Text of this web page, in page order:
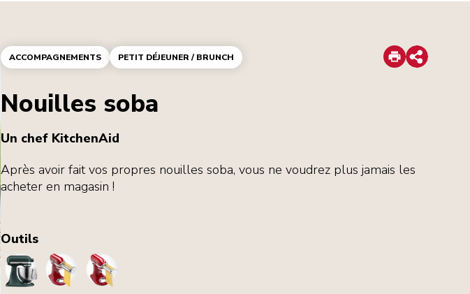
ACCOMPAGNEMENTS PETIT DÉJEUNER / BRUNCH Print
Share
Nouilles soba
Un chef KitchenAid
Après avoir fait vos propres nouilles soba, vous ne voudrez plus jamais les
acheter en magasin !
Outils
StandMixerPastaRollerPastaCutters